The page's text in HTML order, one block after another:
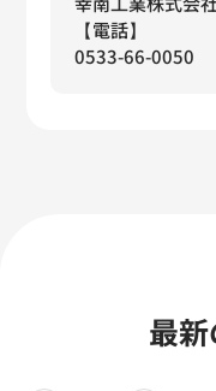
【電話】
0533-66-0050
最